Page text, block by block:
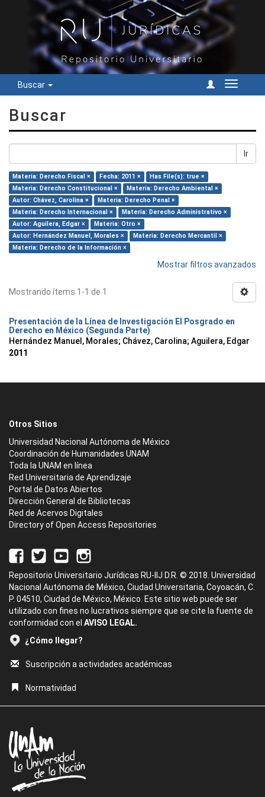
Buscar
Cambiar
Buscar
Ir
Materia: Derecho Fiscal × Fecha: 2011 ×
Has File(s): true ×
Materia: Derecho Constitucional ×
Materia: Derecho Ambiental ×
Autor: Chávez, Carolina ×
Materia: Derecho Penal ×
Materia: Derecho Internacional ×
Materia: Derecho Administrativo ×
Autor: Aguilera, Edgar ×
Materia: Otro ×
Autor: Hernández Manuel, Morales ×
Materia: Derecho Mercantil ×
Materia: Derecho de la Información ×
Mostrar filtros avanzados
Mostrando ítems 1-1 de 1
Presentación de la Línea de Investigación El Posgrado en
Derecho en México (Segunda Parte)
Hernández Manuel, Morales; Chávez, Carolina; Aguilera, Edgar
2011
Otros Sitios
Universidad Nacional Autónoma de México
Coordinación de Humanidades UNAM
Toda la UNAM en línea
Red Universitaria de Aprendizaje
Portal de Datos Abiertos
Dirección General de Bibliotecas
Red de Acervos Digitales
Directory of Open Access Repositories
Repositorio Universitario Jurídicas RU-IIJ D.R. © 2018. Universidad
Nacional Autónoma de México, Ciudad Universitaria, Coyoacán, C.
P. 04510, Ciudad de México, México. Este sitio web puede ser
utilizado con fines no lucrativos siempre que se cite la fuente de
conformidad con el AVISO LEGAL.
¿Cómo llegar?
Suscripción a actividades académicas
Normatividad